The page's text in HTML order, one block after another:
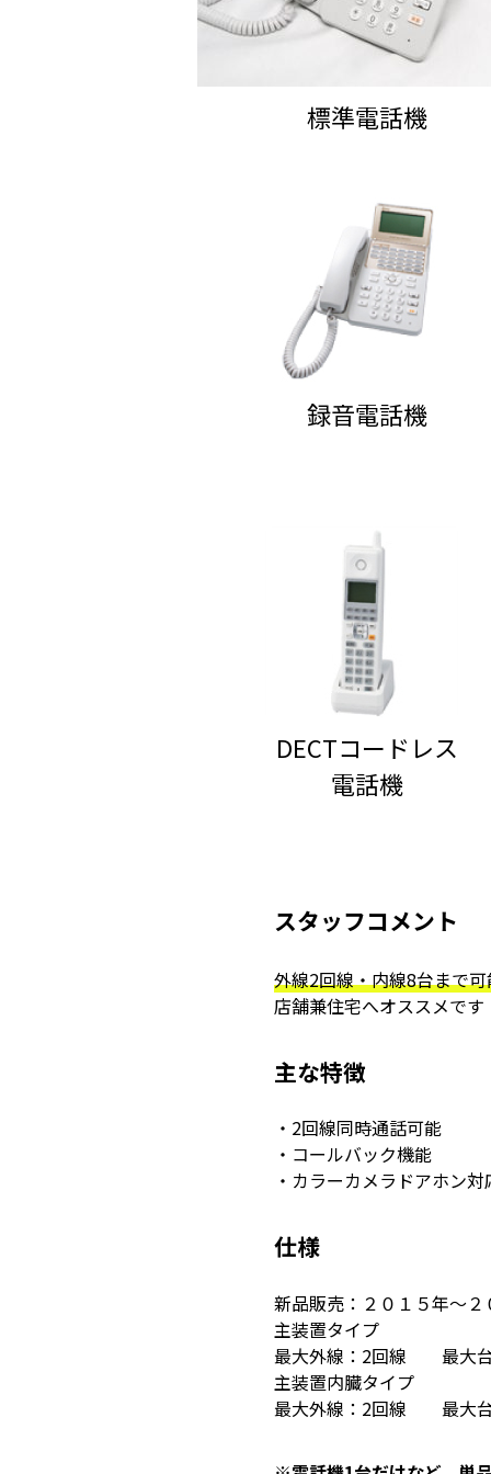
標準電話機
録音電話機
DECTコードレス
電話機
スタッフコメント
外線2回線・内線8台まで
店舗兼住宅へオススメです
主な特徴
・2回線同時通話可能
・コールバック機能
・カラーカメラドアホン対
仕様
新品販売：２０１５年～２
主装置タイプ
最大外線：2回線 最大
主装置内臓タイプ
最大外線：2回線 最大